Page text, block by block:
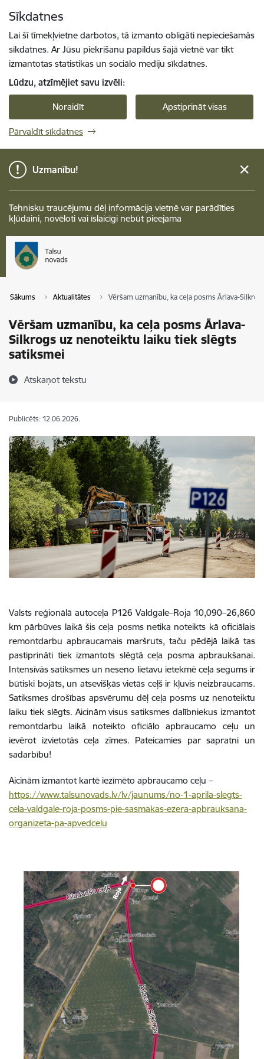
Sīkdatnes
Lai šī tīmekļvietne darbotos, tā izmanto obligāti nepieciešamās
sīkdatnes. Ar Jūsu piekrišanu papildus šajā vietnē var tikt
izmantotas statistikas un sociālo mediju sīkdatnes.
Lūdzu, atzīmējiet savu izvēli:
Noraidīt Apstiprināt visas
Pārvaldīt sīkdatnes
Uzmanību!
Tehnisku traucējumu dēļ informācija vietnē var parādīties
kļūdaini, novēloti vai īslaicīgi nebūt pieejama
Sākums Aktualitātes Vēršam uzmanību, ka ceļa posms Ārlava-
Vēršam uzmanību, ka ceļa posms Ārlava-
Silkrogs uz nenoteiktu laiku tiek slēgts
satiksmei
Atskaņot tekstu
Publicēts: 12.06.2026.
Valsts reģionālā autoceļa P126 Valdgale–Roja 10,090–26,860
km pārbūves laikā šis ceļa posms netika noteikts kā oficiālais
remontdarbu apbraucamais maršruts, taču pēdējā laikā tas
pastiprināti tiek izmantots slēgtā ceļa posma apbraukšanai.
Intensīvās satiksmes un neseno lietavu ietekmē ceļa segums ir
būtiski bojāts, un atsevišķās vietās ceļš ir kļuvis neizbraucams.
Satiksmes drošības apsvērumu dēļ ceļa posms uz nenoteiktu
laiku tiek slēgts. Aicinām visus satiksmes dalībniekus izmantot
remontdarbu laikā noteikto oficiālo apbraucamo ceļu un
ievērot izvietotās ceļa zīmes. Pateicamies par sapratni un
sadarbību!
Aicinām izmantot kartē iezīmēto apbraucamo ceļu –
https://www.talsunovads.lv/lv/jaunums/no-1-aprila-slegts-
cela-valdgale-roja-posms-pie-sasmakas-ezera-apbrauksana-
organizeta-pa-apvedcelu